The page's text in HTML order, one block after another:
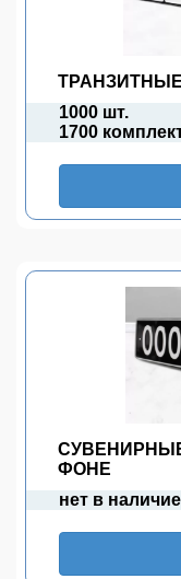
1000 шт.
1700
ФОНЕ
нет в